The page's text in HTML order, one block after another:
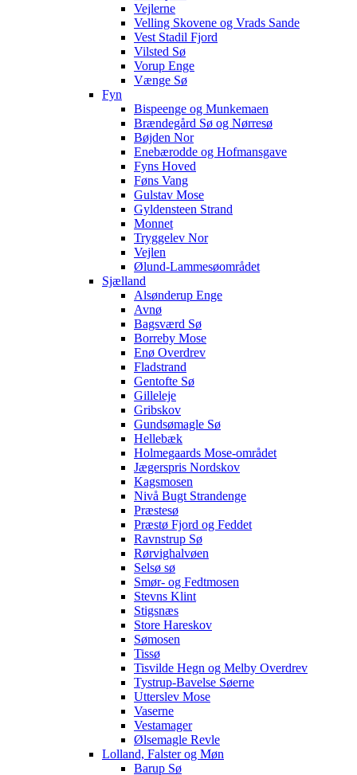
Vejlerne
Velling Skovene og Vrads Sande
Vest Stadil Fjord
Vilsted Sø
Vorup Enge
Vænge Sø
Fyn
Bispeenge og Munkemaen
Brændegård Sø og Nørresø
Bøjden Nor
Enebærodde og Hofmansgave
Fyns Hoved
Føns Vang
Gulstav Mose
Gyldensteen Strand
Monnet
Tryggelev Nor
Vejlen
Ølund-Lammesøområdet
Sjælland
Alsønderup Enge
Avnø
Bagsværd Sø
Borreby Mose
Enø Overdrev
Fladstrand
Gentofte Sø
Gilleleje
Gribskov
Gundsømagle Sø
Hellebæk
Holmegaards Mose-området
Jægerspris Nordskov
Kagsmosen
Nivå Bugt Strandenge
Præstesø
Præstø Fjord og Feddet
Ravnstrup Sø
Rørvighalvøen
Selsø sø
Smør- og Fedtmosen
Stevns Klint
Stigsnæs
Store Hareskov
Sømosen
Tissø
Tisvilde Hegn og Melby Overdrev
Tystrup-Bavelse Søerne
Utterslev Mose
Vaserne
Vestamager
Ølsemagle Revle
Lolland, Falster og Møn
Barup Sø